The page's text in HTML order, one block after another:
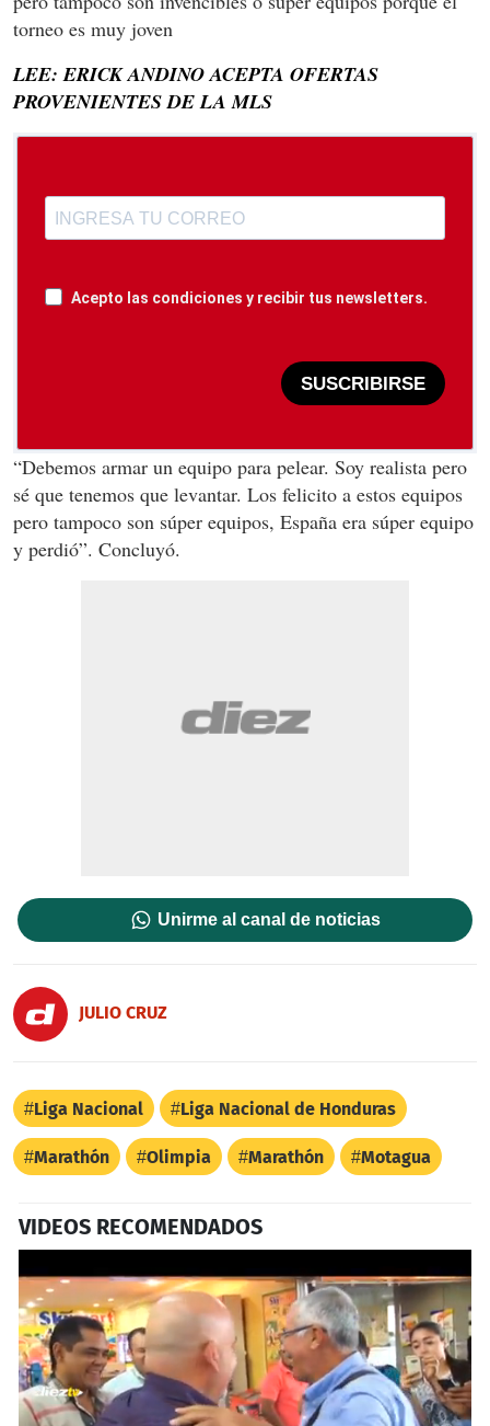
torneo es muy joven
LEE: ERICK ANDINO ACEPTA OFERTAS
PROVENIENTES DE LA MLS
Acepto las condiciones y recibir tus newsletters.
SUSCRIBIRSE
“Debemos armar un equipo para pelear. Soy realista pero
sé que tenemos que levantar. Los felicito a estos equipos
pero tampoco son súper equipos, España era súper equipo
y perdió”. Concluyó.
Unirme al canal de noticias
JULIO CRUZ
Liga Nacional Liga Nacional de Honduras
Marathón Olimpia Marathón Motagua
VIDEOS RECOMENDADOS